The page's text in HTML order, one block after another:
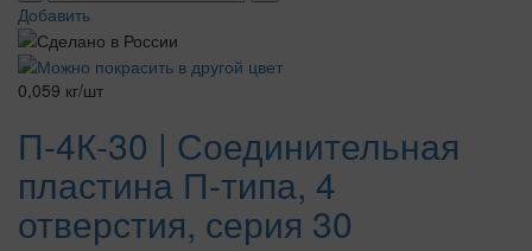
Добавить
0,059 кг/шт
П-4К-30 | Соединительная
пластина П-типа, 4
отверстия, серия 30